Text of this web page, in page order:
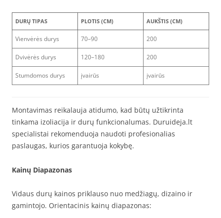
DURŲ TIPAS PLOTIS (CM) AUKŠTIS (CM)
Vienvėrės durys 70–90 200
Dvivėrės durys 120–180 200
Stumdomos durys įvairūs įvairūs
Montavimas reikalauja atidumo, kad būtų užtikrinta
tinkama izoliacija ir durų funkcionalumas. Duruideja.lt
specialistai rekomenduoja naudoti profesionalias
paslaugas, kurios garantuoja kokybę.
Kainų Diapazonas
Vidaus durų kainos priklauso nuo medžiagų, dizaino ir
gamintojo. Orientacinis kainų diapazonas: